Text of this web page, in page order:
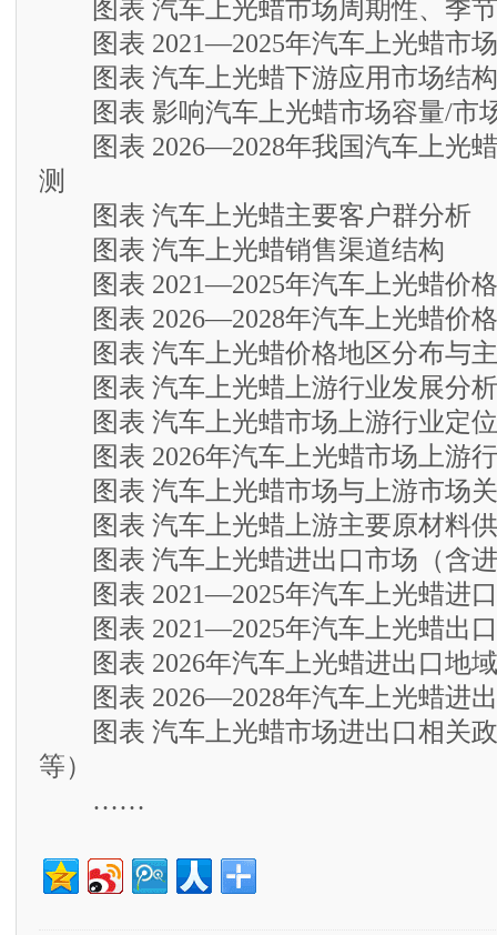
图表 汽车上光蜡市场周期性、季
图表 2021—2025年汽车上光蜡市场
图表 汽车上光蜡下游应用市场结构
图表 影响汽车上光蜡市场容量/市
图表 2026—2028年我国汽车上光蜡
测
图表 汽车上光蜡主要客户群分析
图表 汽车上光蜡销售渠道结构
图表 2021—2025年汽车上光蜡价
图表 2026—2028年汽车上光蜡价
图表 汽车上光蜡价格地区分布与主
图表 汽车上光蜡上游行业发展分析
图表 汽车上光蜡市场上游行业定位
图表 2026年汽车上光蜡市场上游
图表 汽车上光蜡市场与上游市场
图表 汽车上光蜡上游主要原材料
图表 汽车上光蜡进出口市场（含进
图表 2021—2025年汽车上光蜡进
图表 2021—2025年汽车上光蜡出
图表 2026年汽车上光蜡进出口地
图表 2026—2028年汽车上光蜡进出
图表 汽车上光蜡市场进出口相关政
等）
……